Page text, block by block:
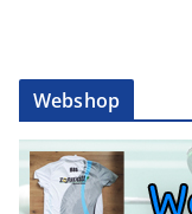
Webshop